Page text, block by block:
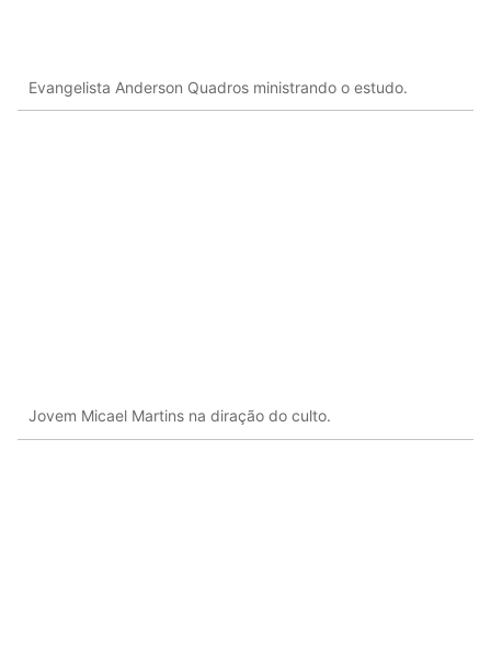
Evangelista Anderson Quadros ministrando o estudo.
Jovem Micael Martins na diração do culto.